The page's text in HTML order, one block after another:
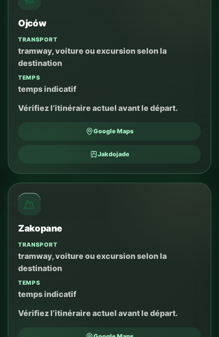
Ojców
TRANSPORT
tramway, voiture ou excursion selon la
destination
TEMPS
temps indicatif
Vérifiez l’itinéraire actuel avant le départ.
Google Maps
Jakdojade
Zakopane
TRANSPORT
tramway, voiture ou excursion selon la
destination
TEMPS
temps indicatif
Vérifiez l’itinéraire actuel avant le départ.